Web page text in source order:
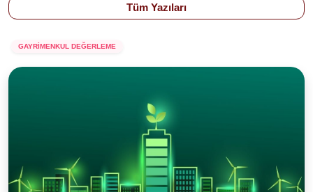
Tüm Yazıları
GAYRİMENKUL DEĞERLEME